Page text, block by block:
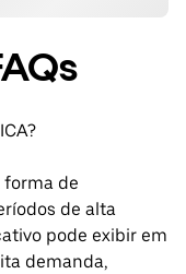
forma de
de alta
pode exibir em
demanda,